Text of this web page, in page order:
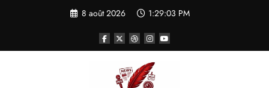
8 août 2026 1:29:03 PM